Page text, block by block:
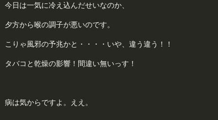
今日は一気に冷え込んだせいなのか、
夕方から喉の調子が悪いのです。
こりゃ風邪の予兆かと・・・・いや、違う違う！！
タバコと乾燥の影響！間違い無いっす！
病は気からですよ。ええ。